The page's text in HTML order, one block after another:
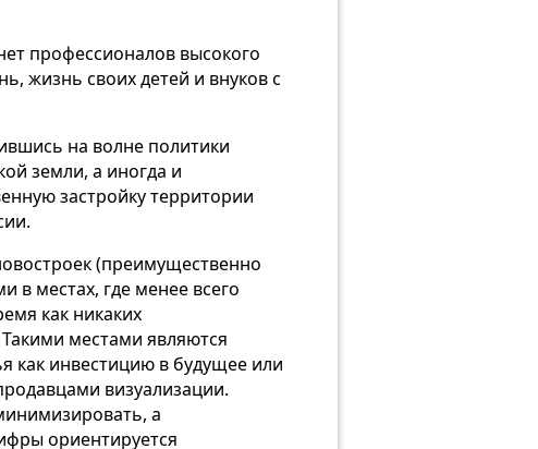
профессионалов высокого
жизнь своих детей и внуков с
на волне политики
земли, а иногда и
застройку территории
(преимущественно
в местах, где менее всего
как никаких
местами являются
как инвестицию в будущее или
визуализации.
а
ориентируется